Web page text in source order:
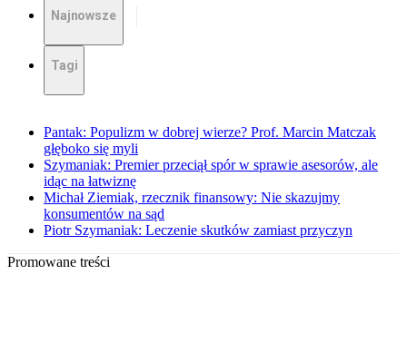
Najnowsze
Tagi
Pantak: Populizm w dobrej wierze? Prof. Marcin Matczak
głęboko się myli
Szymaniak: Premier przeciął spór w sprawie asesorów, ale
idąc na łatwiznę
Michał Ziemiak, rzecznik finansowy: Nie skazujmy
konsumentów na sąd
Piotr Szymaniak: Leczenie skutków zamiast przyczyn
Promowane treści